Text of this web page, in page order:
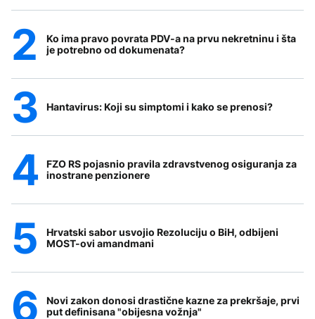
Ko ima pravo povrata PDV-a na prvu nekretninu i šta
je potrebno od dokumenata?
Hantavirus: Koji su simptomi i kako se prenosi?
FZO RS pojasnio pravila zdravstvenog osiguranja za
inostrane penzionere
Hrvatski sabor usvojio Rezoluciju o BiH, odbijeni
MOST-ovi amandmani
Novi zakon donosi drastične kazne za prekršaje, prvi
put definisana "obijesna vožnja"